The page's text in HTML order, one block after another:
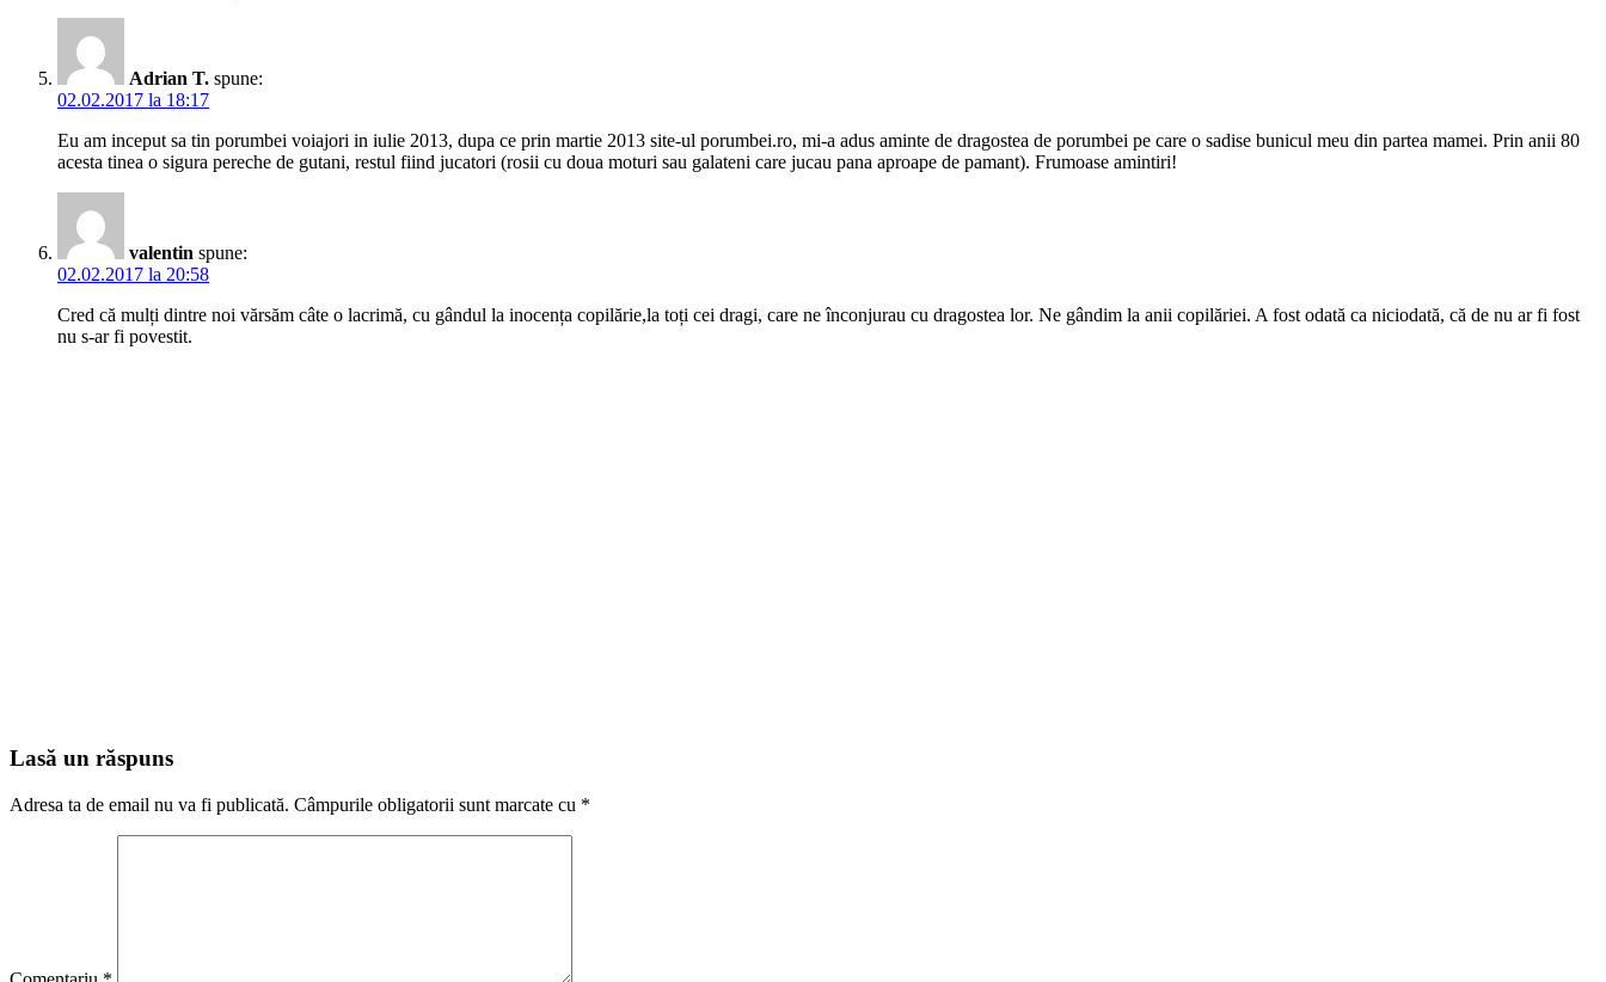
Adrian T. spune:
02.02.2017 la 18:17
Eu am inceput sa tin porumbei voiajori in iulie 2013, dupa ce prin martie 2013 site-ul porumbei.ro, mi-a adus aminte de dragostea de porumbei pe care o sadise bunicul meu din partea mamei. Prin anii 80
acesta tinea o sigura pereche de gutani, restul fiind jucatori (rosii cu doua moturi sau galateni care jucau pana aproape de pamant). Frumoase amintiri!
valentin spune:
02.02.2017 la 20:58
Cred că mulți dintre noi vărsăm câte o lacrimă, cu gândul la inocența copilărie,la toți cei dragi, care ne înconjurau cu dragostea lor. Ne gândim la anii copilăriei. A fost odată ca niciodată, că de nu ar fi fost
nu s-ar fi povestit.
Lasă un răspuns
Adresa ta de email nu va fi publicată. Câmpurile obligatorii sunt marcate cu *